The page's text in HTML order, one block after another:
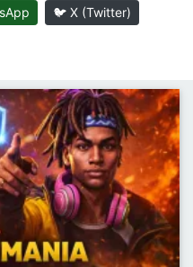
🐦 X (Twitter)